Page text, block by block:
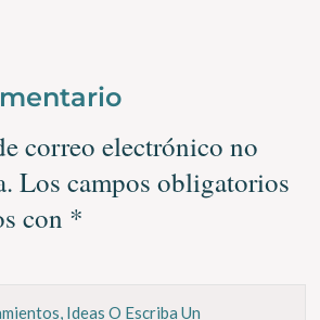
correo electrónico no
Los campos obligatorios
con *